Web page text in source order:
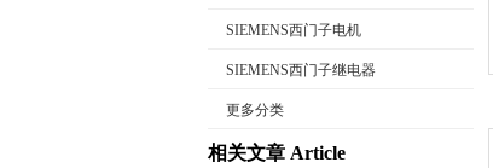
SIEMENS西门子电机
SIEMENS西门子继电器
更多分类
相关文章 Article